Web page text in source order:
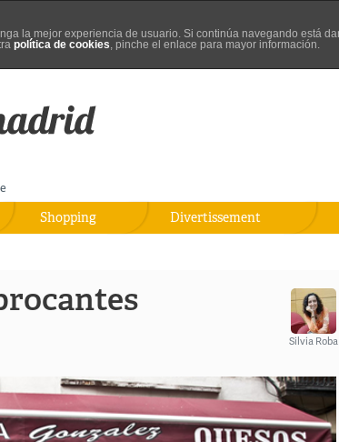
la mejor experiencia de usuario. Si continúa navegando está
política de cookies, pinche el enlace para mayor información.
Divertissement
Shopping
Silvia Roba